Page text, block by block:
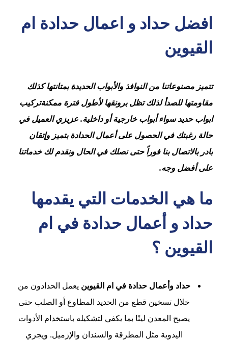
افضل حداد و اعمال حدادة ام
القيوين
تتميز مصنوعاتنا من النوافذ والأبواب الحديدة بمتانتها كذلك
مقاومتها للصدأ لذلك تظل برونقها لأطول فترة ممكنةتركيب
ابواب حديد سواء أبواب خارجية أو داخلية. عزيزي العميل في
حالة رغبتك في الحصول على أعمال الحدادة بتميز وإتقان
بادر بالاتصال بنا فوراً حتى نصلك في الحال ونقدم لك خدماتنا
على أفضل وجه.
ما هي الخدمات التي يقدمها
حداد و أعمال حدادة في ام
القيوين ؟
حداد وأعمال حدادة في ام القيوين يعمل الحدادون من
خلال تسخين قطع من الحديد المطاوع أو الصلب حتى
يصبح المعدن لينًا بما يكفي لتشكيله باستخدام الأدوات
اليدوية مثل المطرقة والسندان والإزميل. ويجري